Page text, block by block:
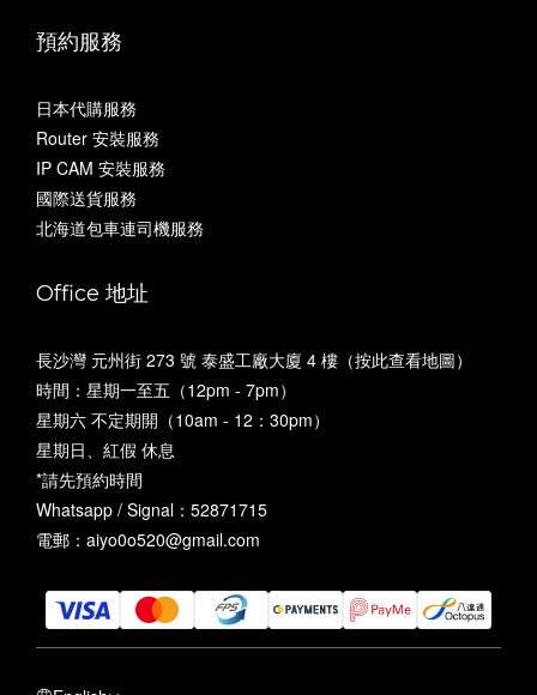
預約服務
日本代購服務
Router 安裝服務
IP CAM 安裝服務
國際送貨服務
北海道包車連司機服務
Office 地址
長沙灣 元州街 273 號 泰盛工廠大廈 4 樓（按此查看地圖）
時間：星期一至五（12pm - 7pm）
星期六 不定期開（10am - 12：30pm）
星期日、紅假 休息
*請先預約時間
Whatsapp / Signal：52871715
電郵：aiyo0o520@gmail.com